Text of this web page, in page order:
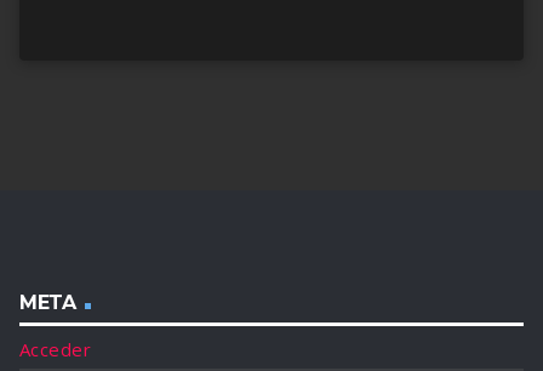
META
Acceder